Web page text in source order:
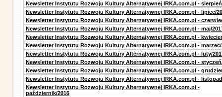
Newsletter Instytutu Rozwoju Kultury Alternatywnej IRKA.com.pl -
Newsletter Instytutu Rozwoju Kultury Alternatywnej IRKA.com.pl - lipiec/
Newsletter Instytutu Rozwoju Kultury Alternatywnej IRKA.com.pl -
Newsletter Instytutu Rozwoju Kultury Alternatywnej IRKA.com.pl - maj/
Newsletter Instytutu Rozwoju Kultury Alternatywnej IRKA.com.pl -
Newsletter Instytutu Rozwoju Kultury Alternatywnej IRKA.com.pl - marzec/
Newsletter Instytutu Rozwoju Kultury Alternatywnej IRKA.com.pl - luty/
Newsletter Instytutu Rozwoju Kultury Alternatywnej IRKA.com.pl -
Newsletter Instytutu Rozwoju Kultury Alternatywnej IRKA.com.pl -
Newsletter Instytutu Rozwoju Kultury Alternatywnej IRKA.com.pl -
Newsletter Instytutu Rozwoju Kultury Alternatywnej IRKA.com.pl -
październik/2016